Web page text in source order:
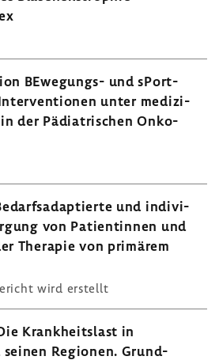
BEwegungs-​ und sPort­
unter medi­zi­
der Pädia­tri­schen Onko­
Bedarfs­ad­ap­tierte und indi­vi­
von Pati­en­tinnen und
Therapie von primärem
wird erstellt
Krank­heits­last in
seinen Regionen. Grund­